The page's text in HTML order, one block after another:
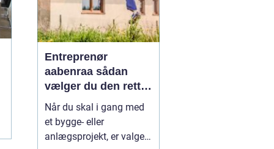
Entreprenør
aabenraa sådan
vælger du den rette
til dit projekt
Når du skal i gang med
et bygge- eller
anlægsprojekt, er valget